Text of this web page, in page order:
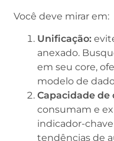
Você deve mirar em:
Unificação:
anexado.
em seu core,
modelo de
Capacidade de
consumam e
indicador-
tendências de